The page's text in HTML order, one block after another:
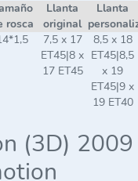
rosca
Llanta
original
Llanta
7,5 x 17
ET45|8 x
17 ET45
8,5 x 18
ET45|8,5
x 19
ET45|9 x
19 ET40
(3D) 2009